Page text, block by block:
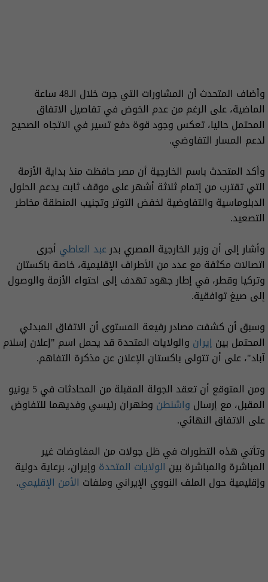
وأضاف المتحدث أن المشاورات التي جرت خلال الـ48 ساعة
الماضية، على الرغم من عدم الخوض في تفاصيل الاتفاق
المحتمل حاليا، تعكس وجود قوة دفع تسير في الاتجاه الصحيح
لدعم المسار التفاوضي.
وأكد المتحدث باسم الخارجية أن مصر حافظت منذ بداية الأزمة
التي تقترب من إتمام ثلاثة أشهر على موقف ثابت يدعم الحلول
الدبلوماسية والتفاوضية لخفض التوتر وتجنيب المنطقة مخاطر
التصعيد.
وأشار إلى أن وزير الخارجية المصري بدرعبد العاطي أجرى
اتصالات مكثفة مع عدد من الأطراف الإقليمية، خاصة باكستان
وتركيا وقطر، في إطار جهود تهدف إلى احتواء الأزمة والوصول
إلى صيغ توافقية.
وسبق أن كشفت مصادر رفيعة المستوى أن الاتفاق المبدئي
المحتمل بين إيران والولايات المتحدة قد يحمل اسم "إعلان إسلام
آباد"، على أن تتولى باكستان الإعلان عن مذكرة التفاهم.
ومن المتوقع أن تعقد الجولة المقبلة من المحادثات في 5 يونيو
المقبل، مع إرسال واشنطن وطهران رئيسي وفديهما للتفاوض
على الاتفاق النهائي.
وتأتي هذه التطورات في ظل جولات من المفاوضات غير
المباشرة والمباشرة بين الولايات المتحدة وإيران، برعاية دولية
وإقليمية حول الملف النووي الإيراني وملفات الأمن الإقليمي.